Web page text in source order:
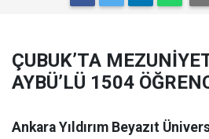
ÇUBUK’TA
AYBÜ’LÜ 1504
Ankara Yıldırım Beyazıt